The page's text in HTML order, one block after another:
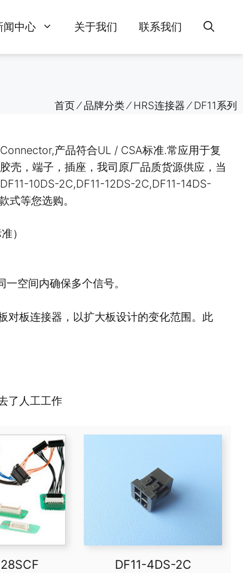
闻中心 关于我们 联系我们
首页⁄品牌分类⁄ HRS连接器⁄ DF11系列
产品符合UL / CSA标准.常应用于复
壳，端子，插座，我司原厂品质货源供应，当
10DS-2C,DF11-12DS-2C,DF11-14DS-
式等您选购。
）
空间内确保多个信号。
对板连接器，以扩大板设计的变化范围。此
了人工工作
DF11-4DS-2C